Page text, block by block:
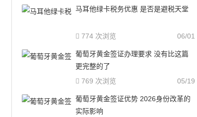
马耳他绿卡税务优惠 是否是避税天堂
06/01
774 次浏览
葡萄牙黄金签证办理要求 没有比这篇
更完整的了
05/19
769 次浏览
葡萄牙黄金签证优势 2026身份改革的
实际影响